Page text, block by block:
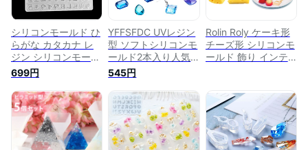
シリコンモールド ひ
らがな カタカナ レ
ジン シリコンモール
ド レジン モールド
DIY手作り かわいい
ペンダント アクセサ
リー キーホルダー
レジン モールド 装
飾 再利用可能 日本
699円
YFFSFDC UVレジン
型 ソフトシリコンモ
ールド2本入り人気
ハンドメイド 鏡面宝
石型 ジュエリー 小
さい ネックレス イ
ヤリング ピアス作成
レジン 石膏 手作り
樹脂 粘土 道具再利
用可能
545円
Rolin Roly ケーキ形
チーズ形 シリコンモ
ールド 飾り インテ
ン エポキシ樹脂 ソ
フトモールド かわい
い 食玩 粘土 装飾 再
利用可能(チーズ形)